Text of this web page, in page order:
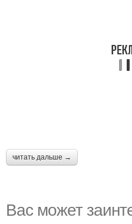
читать дальше →
Вас может